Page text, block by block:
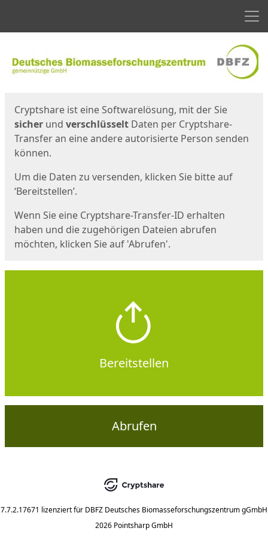
Cryptshare ist eine Softwarelösung, mit der Sie
sicher und verschlüsselt Daten per Cryptshare-
Transfer an eine andere autorisierte Person senden
können.
Um die Daten zu versenden, klicken Sie bitte auf
‘Bereitstellen’.
Wenn Sie eine Cryptshare-Transfer-ID erhalten
haben und die zugehörigen Dateien abrufen
möchten, klicken Sie auf 'Abrufen'.
Bereitstellen
Abrufen
7.7.2.17671 lizenziert für DBFZ Deutsches Biomasseforschungszentrum gGmbH
2026 Pointsharp GmbH